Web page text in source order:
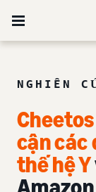
NGHIÊN
cận các
thế hệ Y